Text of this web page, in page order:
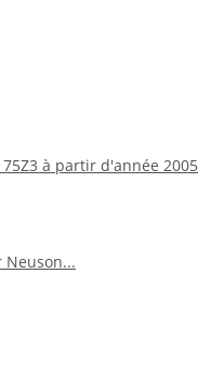
à partir d'année 2005